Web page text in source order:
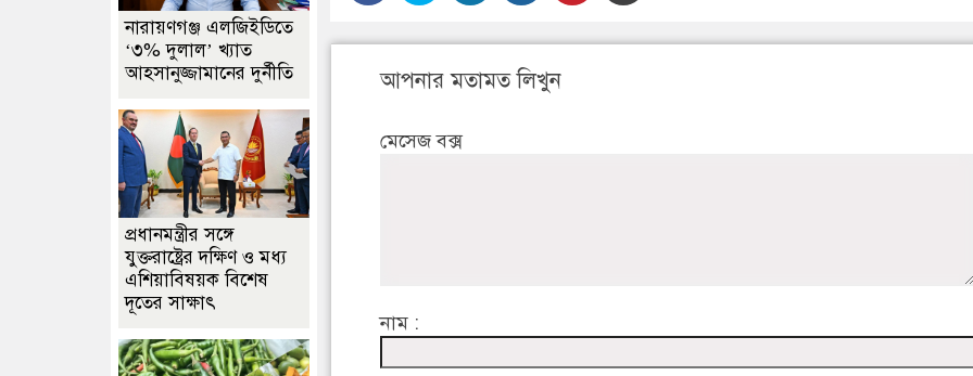
আপনার মতামত লিখুন
মেসেজ বক্স
নাম :
নারায়ণগঞ্জ এলজিইডিতে
‘৩% দুলাল’ খ্যাত
আহসানুজ্জামানের দুর্নীতি
প্রধানমন্ত্রীর সঙ্গে
যুক্তরাষ্ট্রের দক্ষিণ ও মধ্য
এশিয়াবিষয়ক বিশেষ
দূতের সাক্ষাৎ